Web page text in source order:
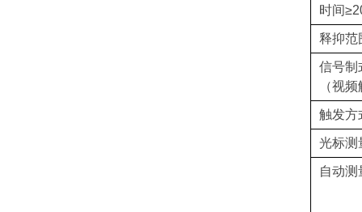
时间
释抑范
信号制
（视
触发方
光标测
自动测